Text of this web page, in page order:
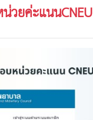
วยค่ะแนนCNEU